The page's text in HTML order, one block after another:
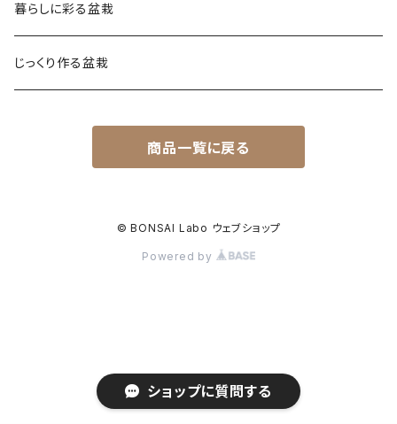
ショップに質問する
暮らしに彩る盆栽
じっくり作る盆栽
商品一覧に戻る
© BONSAI Labo ウェブショップ
Powered by